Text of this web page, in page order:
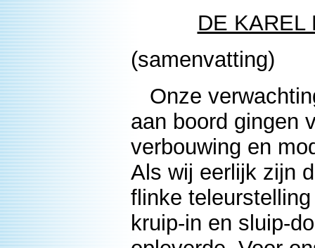
DE KAREL
(samenvatting)
Onze
aan boord gingen
verbouwing en
Als wij eerlijk zijn
flinke
kruip-in en sluip-